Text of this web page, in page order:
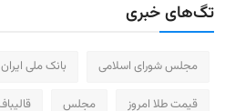
تگ‌های خبری
مجلس شورای اسلامی بانک ملی ایران
قیمت طلا امروز مجلس